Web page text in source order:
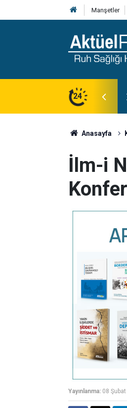
Manşetler
24
Klinik Özellikleri, Tanı
Anasayfa
İlm-i
Yayınlanma: 08